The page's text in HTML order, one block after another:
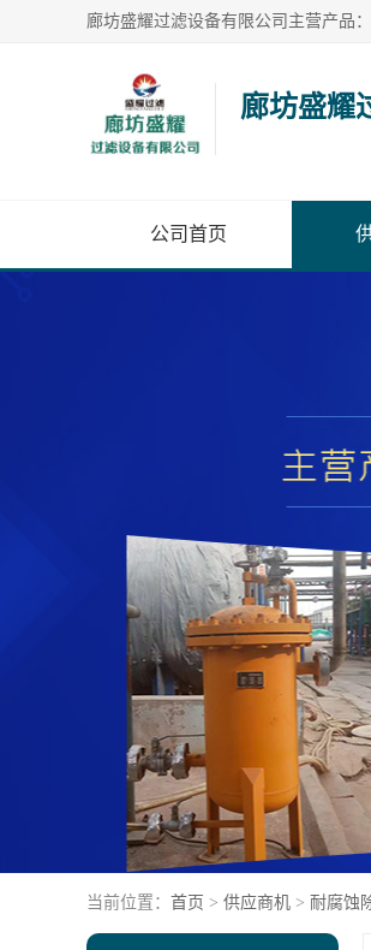
廊坊盛耀
公司首页
当前位置： 首页 > 供应商机 > 耐腐蚀